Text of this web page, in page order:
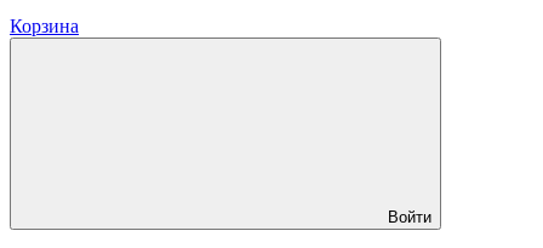
Корзина
Войти